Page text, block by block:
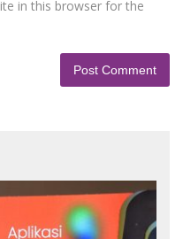
in this browser for the